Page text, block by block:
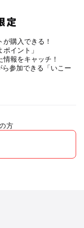
定
参加できる「いこー
方